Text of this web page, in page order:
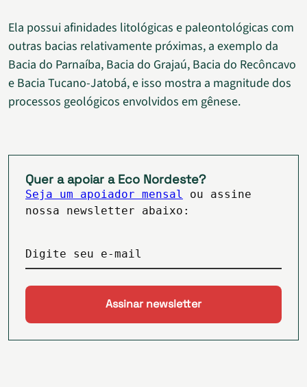
Ela possui afinidades litológicas e paleontológicas com
outras bacias relativamente próximas, a exemplo da
Bacia do Parnaíba, Bacia do Grajaú, Bacia do Recôncavo
e Bacia Tucano-Jatobá, e isso mostra a magnitude dos
processos geológicos envolvidos em gênese.
Quer a apoiar a Eco Nordeste?
Seja um apoiador mensal
ou assine
nossa newsletter abaixo:
Digite seu e-mail